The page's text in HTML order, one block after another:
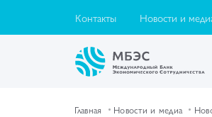
Контакты Новости и
Главная Новости и медиа